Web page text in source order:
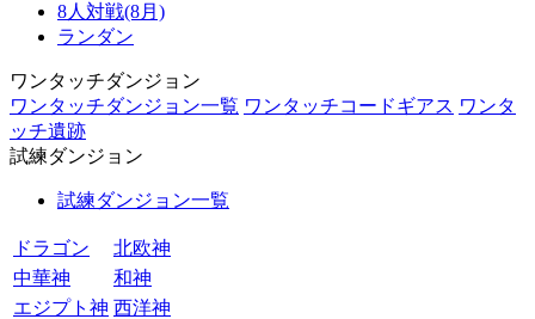
8人対戦(8月)
ランダン
ワンタッチダンジョン
ワンタッチダンジョン一覧 ワンタッチコードギアス ワンタ
ッチ遺跡
試練ダンジョン
試練ダンジョン一覧
ドラゴン
北欧神
中華神
和神
エジプト神 西洋神